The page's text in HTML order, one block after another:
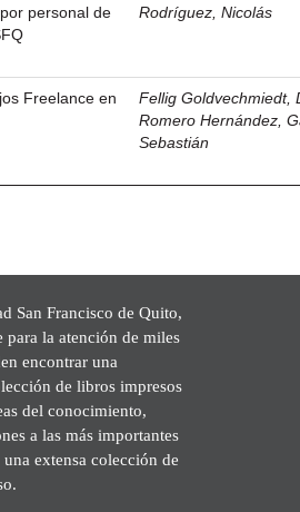
personal de
Rodríguez, Nicolás
Freelance en
Fellig Goldvechmiedt,
Romero Hernández,
Sebastián
San Francisco de Quito,
para la atención de miles
encontrar una
de libros impresos
del conocimiento,
a las más importantes
extensa colección de